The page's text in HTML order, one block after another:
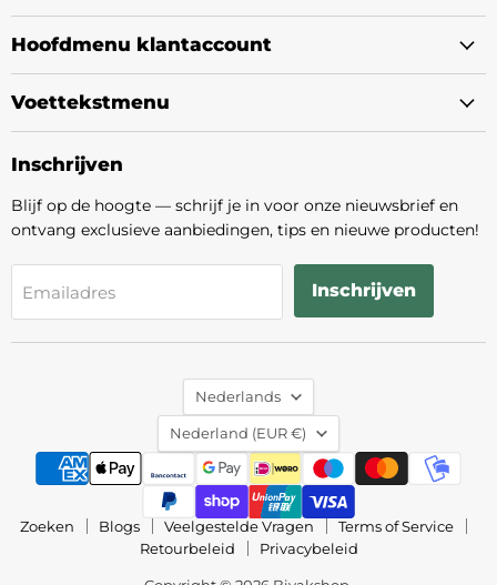
Hoofdmenu klantaccount
Voettekstmenu
Inschrijven
Blijf op de hoogte — schrijf je in voor onze nieuwsbrief en
ontvang exclusieve aanbiedingen, tips en nieuwe producten!
Emailadres Inschrijven
Taal
Nederlands
Land
Nederland (EUR €)
Zoeken Blogs Veelgestelde Vragen
Terms of Service
Retourbeleid
Privacybeleid